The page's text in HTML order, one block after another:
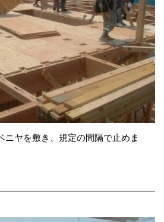
ニヤを敷き、規定の間隔で止めま